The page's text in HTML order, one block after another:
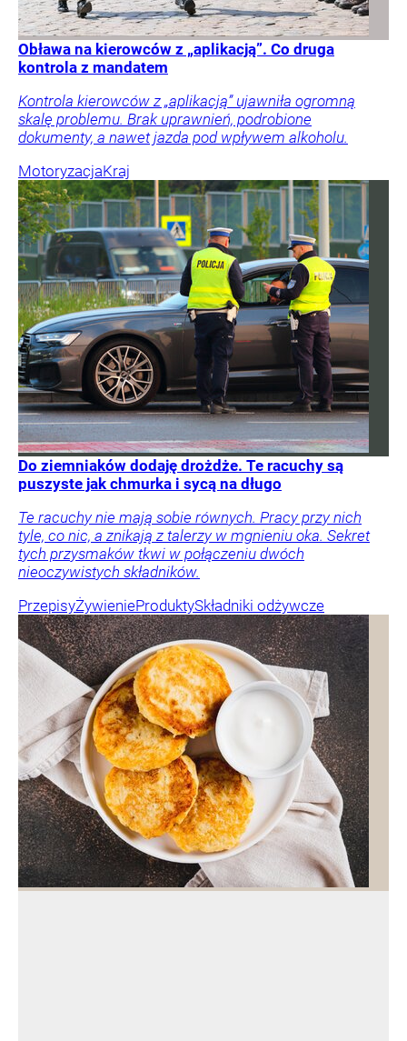
Obława na kierowców z „aplikacją”. Co druga
kontrola z mandatem
Kontrola kierowców z „aplikacją” ujawniła ogromną
skalę problemu. Brak uprawnień, podrobione
dokumenty, a nawet jazda pod wpływem alkoholu.
MotoryzacjaKraj
Do ziemniaków dodaję drożdże. Te racuchy są
puszyste jak chmurka i sycą na długo
Te racuchy nie mają sobie równych. Pracy przy nich
tyle, co nic, a znikają z talerzy w mgnieniu oka. Sekret
tych przysmaków tkwi w połączeniu dwóch
nieoczywistych składników.
PrzepisyŻywienieProduktySkładniki odżywcze